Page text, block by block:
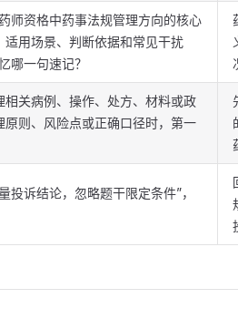
师资格中药事法规管理方向的核心
用场景、判断依据和常见干扰
哪一句速记？
关病例、操作、处方、材料或政
则、风险点或正确口径时，第一
投诉结论，忽略题干限定条件”，